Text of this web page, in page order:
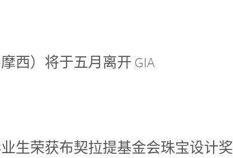
摩西）将于五月离开 GIA
生荣获布契拉提基金会珠宝设计奖